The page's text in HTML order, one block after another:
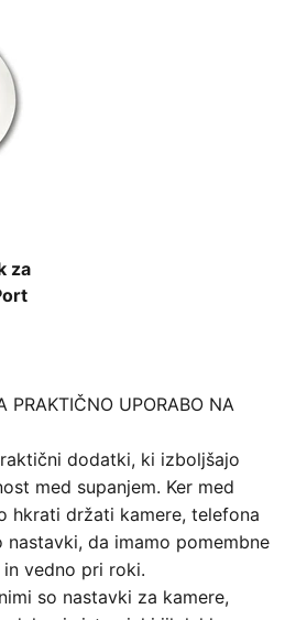
za
PRAKTIČNO UPORABO NA
dodatki, ki izboljšajo
med supanjem. Ker med
hkrati držati kamere, telefona
da imamo pomembne
vedno pri roki.
so nastavki za kamere,